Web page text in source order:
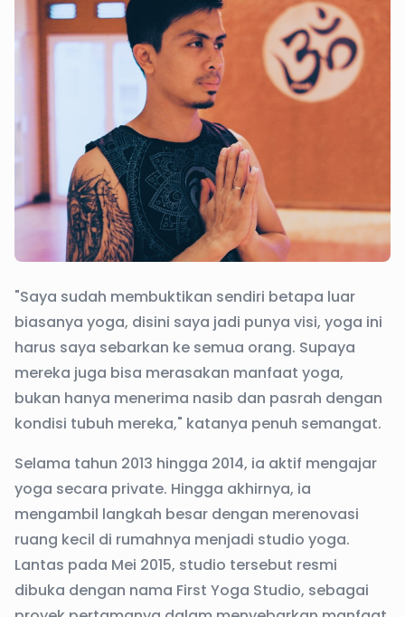
"Saya sudah membuktikan sendiri betapa luar
biasanya yoga, disini saya jadi punya visi, yoga ini
harus saya sebarkan ke semua orang. Supaya
mereka juga bisa merasakan manfaat yoga,
bukan hanya menerima nasib dan pasrah dengan
kondisi tubuh mereka," katanya penuh semangat.
Selama tahun 2013 hingga 2014, ia aktif mengajar
yoga secara private. Hingga akhirnya, ia
mengambil langkah besar dengan merenovasi
ruang kecil di rumahnya menjadi studio yoga.
Lantas pada Mei 2015, studio tersebut resmi
dibuka dengan nama First Yoga Studio, sebagai